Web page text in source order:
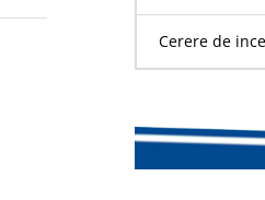
Cerere de